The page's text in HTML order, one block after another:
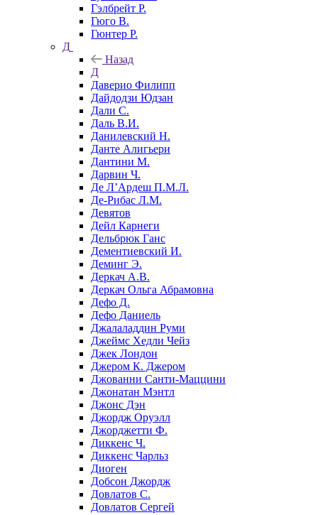
Гэлбрейт Р.
Гюго В.
Гюнтер Р.
Д
Назад
Д
Даверио Филипп
Дайдодзи Юдзан
Дали С.
Даль В.И.
Данилевский Н.
Данте Алигьери
Дантини М.
Дарвин Ч.
Де Л’Ардеш П.М.Л.
Де-Рибас Л.М.
Девятов
Дейл Карнеги
Дельбрюк Ганс
Дементиевский И.
Деминг Э.
Деркач А.В.
Деркач Ольга Абрамовна
Дефо Д.
Дефо Даниель
Джалаладдин Руми
Джеймс Хедли Чейз
Джек Лондон
Джером К. Джером
Джованни Санти-Маццини
Джонатан Мэнтл
Джонс Дэн
Джордж Оруэлл
Джорджетти Ф.
Диккенс Ч.
Диккенс Чарльз
Диоген
Добсон Джордж
Довлатов С.
Довлатов Сергей